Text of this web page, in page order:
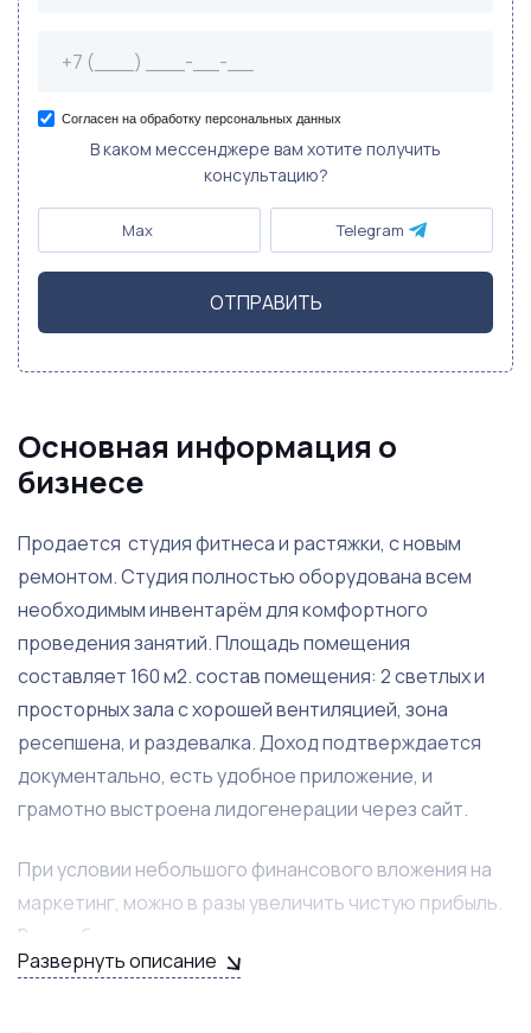
Согласен на обработку персональных данных
В каком мессенджере вам хотите получить
консультацию?
Max Telegram
ОТПРАВИТЬ
Основная информация о
бизнесе
Продается студия фитнеса и растяжки, с новым
ремонтом. Студия полностью оборудована всем
необходимым инвентарём для комфортного
проведения занятий. Площадь помещения
составляет 160 м2. состав помещения: 2 светлых и
просторных зала с хорошей вентиляцией, зона
ресепшена, и раздевалка. Доход подтверждается
документально, есть удобное приложение, и
грамотно выстроена лидогенерации через сайт.
При условии небольшого финансового вложения на
маркетинг, можно в разы увеличить чистую прибыль.
В цену бизнеса уже включены все материальные
активы. Также, помимо оборудования, в стоимость
Развернуть описание